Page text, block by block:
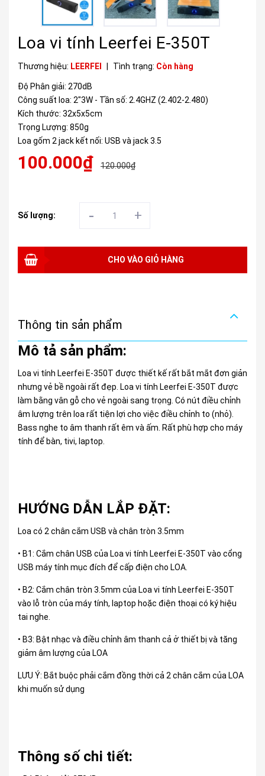
Loa vi tính Leerfei E-350T
Thương hiệu: LEERFEI Tình trạng: Còn hàng
Độ Phân giải: 270dB
Công suất loa: 2"3W - Tần số: 2.4GHZ (2.402-2.480)
Kích thước: 32x5x5cm
Trọng Lượng: 850g
Loa gốm 2 jack kết nối: USB và jack 3.5
100.000₫ 120.000₫
Số lượng: - +
CHO VÀO GIỎ HÀNG
Thông tin sản phẩm
Mô tả sản phẩm:
Loa vi tính Leerfei E-350T được thiết kế rất bắt mắt đơn giản
nhưng vẻ bề ngoài rất đẹp. Loa vi tính Leerfei E-350T được
làm bằng vân gỗ cho vẻ ngoài sang trọng. Có nút điều chỉnh
âm lượng trên loa rất tiện lợi cho việc điều chỉnh to (nhỏ).
Bass nghe to âm thanh rất êm và ấm. Rất phù hợp cho máy
tính để bàn, tivi, laptop.
HƯỚNG DẪN LẮP ĐẶT:
Loa có 2 chân cắm USB và chân tròn 3.5mm
• B1: Cắm chân USB của Loa vi tính Leerfei E-350T vào cổng
USB máy tính mục đích để cấp điện cho LOA.
• B2: Cắm chân tròn 3.5mm của Loa vi tính Leerfei E-350T
vào lỗ tròn của máy tính, laptop hoặc điện thoại có ký hiệu
tai nghe.
• B3: Bật nhạc và điều chỉnh âm thanh cả ở thiết bị và tăng
giảm âm lượng của LOA
LƯU Ý: Bắt buộc phải cắm đồng thời cả 2 chân cắm của LOA
khi muốn sử dụng
Thông số chi tiết: